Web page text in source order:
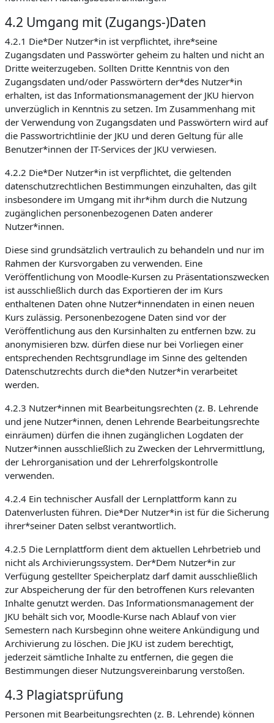
4.2 Umgang mit (Zugangs-)Daten
4.2.1 Die*Der Nutzer*in ist verpflichtet, ihre*seine
Zugangsdaten und Passwörter geheim zu halten und nicht an
Dritte weiterzugeben. Sollten Dritte Kenntnis von den
Zugangsdaten und/oder Passwörtern der*des Nutzer*in
erhalten, ist das Informationsmanagement der JKU hiervon
unverzüglich in Kenntnis zu setzen. Im Zusammenhang mit
der Verwendung von Zugangsdaten und Passwörtern wird auf
die Passwortrichtlinie der JKU und deren Geltung für alle
Benutzer*innen der IT-Services der JKU verwiesen.
4.2.2 Die*Der Nutzer*in ist verpflichtet, die geltenden
datenschutzrechtlichen Bestimmungen einzuhalten, das gilt
insbesondere im Umgang mit ihr*ihm durch die Nutzung
zugänglichen personenbezogenen Daten anderer
Nutzer*innen.
Diese sind grundsätzlich vertraulich zu behandeln und nur im
Rahmen der Kursvorgaben zu verwenden. Eine
Veröffentlichung von Moodle-Kursen zu Präsentationszwecken
ist ausschließlich durch das Exportieren der im Kurs
enthaltenen Daten ohne Nutzer*innendaten in einen neuen
Kurs zulässig. Personenbezogene Daten sind vor der
Veröffentlichung aus den Kursinhalten zu entfernen bzw. zu
anonymisieren bzw. dürfen diese nur bei Vorliegen einer
entsprechenden Rechtsgrundlage im Sinne des geltenden
Datenschutzrechts durch die*den Nutzer*in verarbeitet
werden.
4.2.3 Nutzer*innen mit Bearbeitungsrechten (z. B. Lehrende
und jene Nutzer*innen, denen Lehrende Bearbeitungsrechte
einräumen) dürfen die ihnen zugänglichen Logdaten der
Nutzer*innen ausschließlich zu Zwecken der Lehrvermittlung,
der Lehrorganisation und der Lehrerfolgskontrolle
verwenden.
4.2.4 Ein technischer Ausfall der Lernplattform kann zu
Datenverlusten führen. Die*Der Nutzer*in ist für die Sicherung
ihrer*seiner Daten selbst verantwortlich.
4.2.5 Die Lernplattform dient dem aktuellen Lehrbetrieb und
nicht als Archivierungssystem. Der*Dem Nutzer*in zur
Verfügung gestellter Speicherplatz darf damit ausschließlich
zur Abspeicherung der für den betroffenen Kurs relevanten
Inhalte genutzt werden. Das Informationsmanagement der
JKU behält sich vor, Moodle-Kurse nach Ablauf von vier
Semestern nach Kursbeginn ohne weitere Ankündigung und
Archivierung zu löschen. Die JKU ist zudem berechtigt,
jederzeit sämtliche Inhalte zu entfernen, die gegen die
Bestimmungen dieser Nutzungsvereinbarung verstoßen.
4.3 Plagiatsprüfung
Personen mit Bearbeitungsrechten (z. B. Lehrende) können